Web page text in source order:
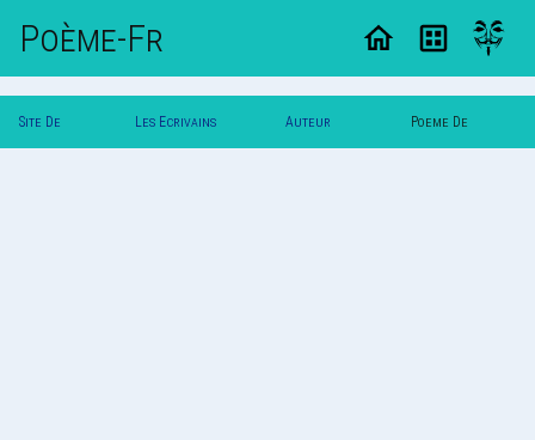
Poème-Fr
Site De Les Ecrivains Auteur Poeme De